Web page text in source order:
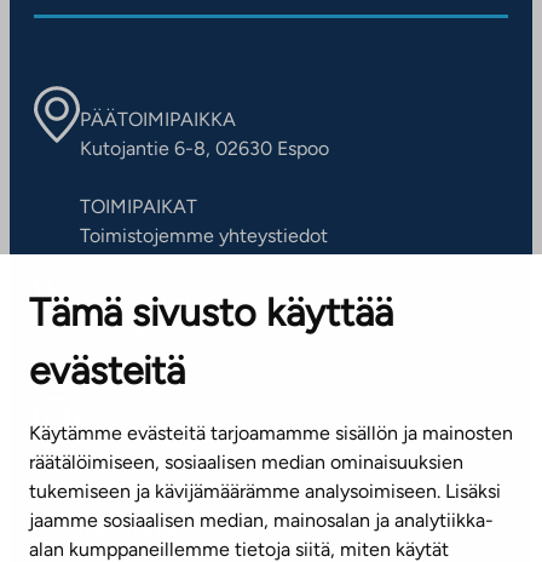
Tämä sivusto käyttää
evästeitä
Käytämme evästeitä tarjoamamme sisällön ja mainosten
räätälöimiseen, sosiaalisen median ominaisuuksien
tukemiseen ja kävijämäärämme analysoimiseen. Lisäksi
jaamme sosiaalisen median, mainosalan ja analytiikka-
alan kumppaneillemme tietoja siitä, miten käytät
PÄÄTOIMIPAIKKA
Kutojantie 6-8, 02630 Espoo
TOIMIPAIKAT
Toimistojemme yhteystiedot
ASIAKASPALVELUKESKUS
Puh. 045 7734 3777
(arkisin klo 8-16)
info@ta.fi
Tilaa uutiskirje